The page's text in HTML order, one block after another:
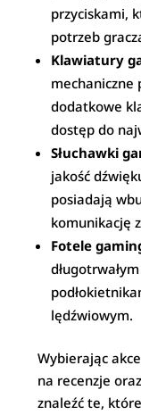
przyciskami,
potrzeb
Klawiatury
mechaniczne
dodatkowe
dostęp do
Słuchawki
jakość
posiadają
komunikację
Fotele
lędźwiowym.
Wybierając
na recenzje
znaleźć te,